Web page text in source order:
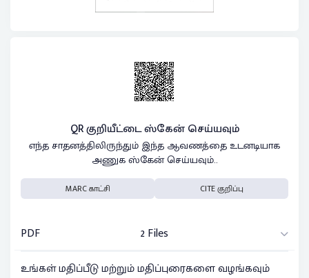
QR குறியீட்டை ஸ்கேன் செய்யவும்
எந்த சாதனத்திலிருந்தும் இந்த ஆவணத்தை உடனடியாக
அணுக ஸ்கேன் செய்யவும்..
MARC காட்சி CITE குறிப்பு
PDF
2 Files
உங்கள் மதிப்பீடு மற்றும் மதிப்புரைகளை வழங்கவும்